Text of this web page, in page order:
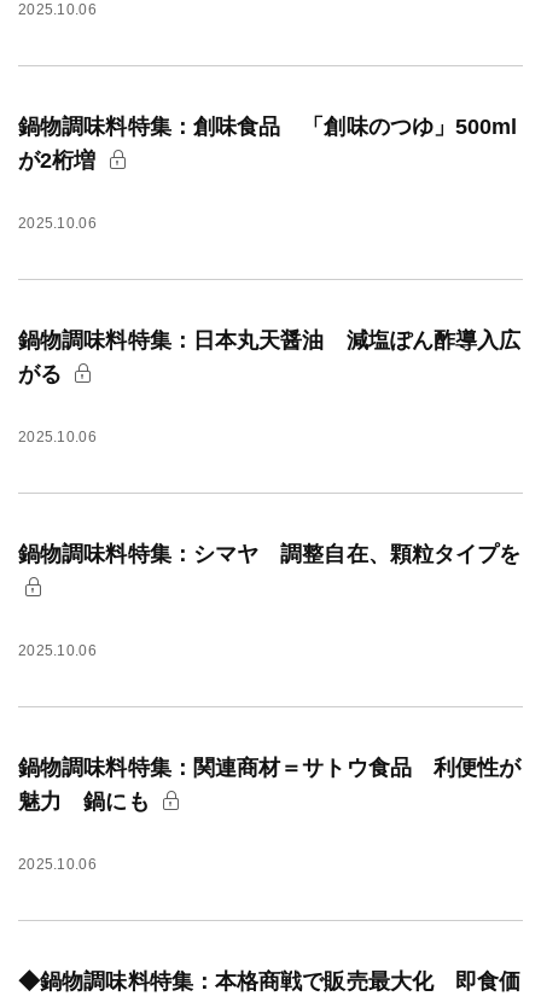
2025.10.06
鍋物調味料特集：創味食品 「創味のつゆ」500ml
が2桁増
2025.10.06
鍋物調味料特集：日本丸天醤油 減塩ぽん酢導入広
がる
2025.10.06
鍋物調味料特集：シマヤ 調整自在、顆粒タイプを
2025.10.06
鍋物調味料特集：関連商材＝サトウ食品 利便性が
魅力 鍋にも
2025.10.06
◆鍋物調味料特集：本格商戦で販売最大化 即食価